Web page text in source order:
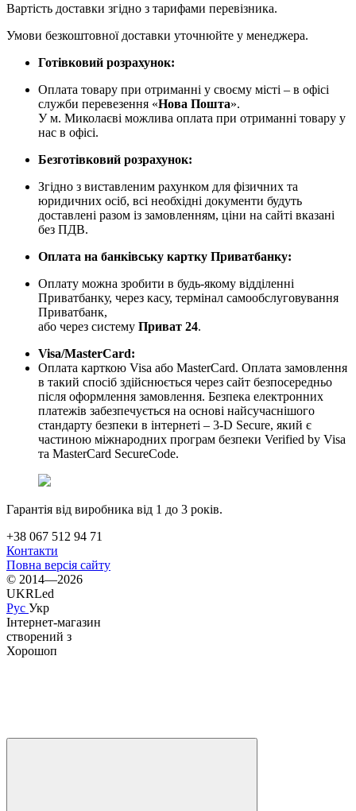
Вартість доставки згідно з тарифами перевізника.
Умови безкоштовної доставки уточнюйте у менеджера.
Готівковий розрахунок:
Оплата товару при отриманні у своєму місті – в офісі
служби перевезення «Нова Пошта».
У м. Миколаєві можлива оплата при отриманні товару у
нас в офісі.
Безготівковий розрахунок:
Згідно з виставленим рахунком для фізичних та
юридичних осіб, всі необхідні документи будуть
доставлені разом із замовленням, ціни на сайті вказані
без ПДВ.
Оплата на банківську картку Приватбанку:
Оплату можна зробити в будь-якому відділенні
Приватбанку, через касу, термінал самообслуговування
Приватбанк,
або через систему Приват 24.
Visa/MasterCard:
Оплата карткою Visa або MasterCard. Оплата замовлення
в такий спосіб здійснюється через сайт безпосередньо
після оформлення замовлення. Безпека електронних
платежів забезпечується на основі найсучаснішого
стандарту безпеки в інтернеті – 3-D Secure, який є
частиною міжнародних програм безпеки Verified by Visa
та MasterCard SecureCode.
Гарантія від виробника від 1 до 3 років.
+38 067 512 94 71
Контакти
Повна версія сайту
© 2014—2026
UKRLed
Рус Укр
Інтернет-магазин
створений з
Хорошоп